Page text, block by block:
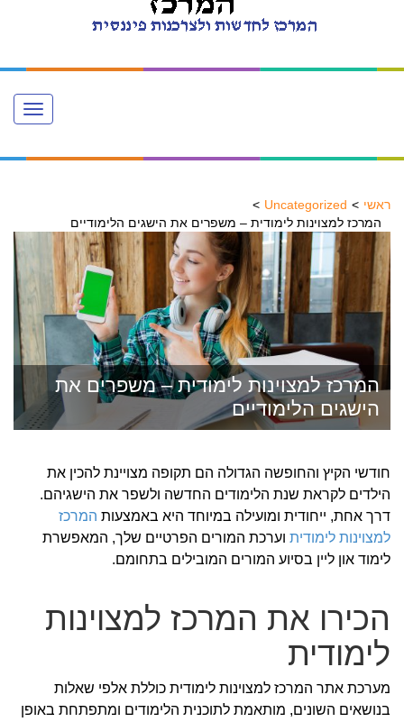
Toggle
navigation
ראשי
Uncategorized
המרכז למצוינות לימודית – משפרים את הישגים הלימודיים
המרכז למצוינות לימודית – משפרים את
הישגים הלימודיים
חודשי הקיץ והחופשה הגדולה הם תקופה מצויינת להכין את
הילדים לקראת שנת הלימודים החדשה ולשפר את הישגיהם.
דרך אחת, ייחודית ומועילה במיוחד היא באמצעות המרכז
למצוינות לימודית וערכת המורים הפרטיים שלך, המאפשרת
לימוד און ליין בסיוע המורים המובילים בתחומם.
הכירו את המרכז למצוינות
לימודית
מערכת אתר המרכז למצוינות לימודית כוללת אלפי שאלות
בנושאים השונים, מותאמת לתוכנית הלימודים ומתפתחת באופן